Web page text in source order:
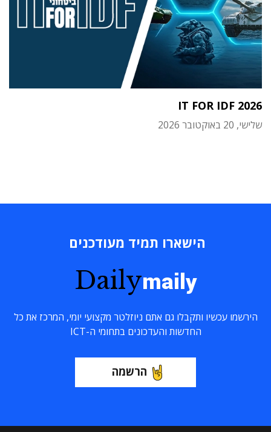
IT FOR IDF 2026
שלישי, 20 באוקטובר 2026
הישארו תמיד מעודכנים
Dailymaily
הירשמו עכשיו ותקבלו גם אתם ניוזלטר מקצועי יומי, המרכז את כל
החדשות והעדכונים בתחומי ה-ICT
הרשמה